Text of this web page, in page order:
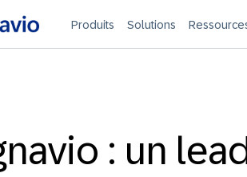
Produits Solutions
: un